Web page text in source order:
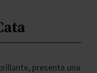
presenta una